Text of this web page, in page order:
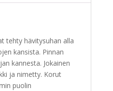
tehty hävitysuhan alla
kansista. Pinnan
kannesta. Jokainen
ja nimetty. Korut
puolin